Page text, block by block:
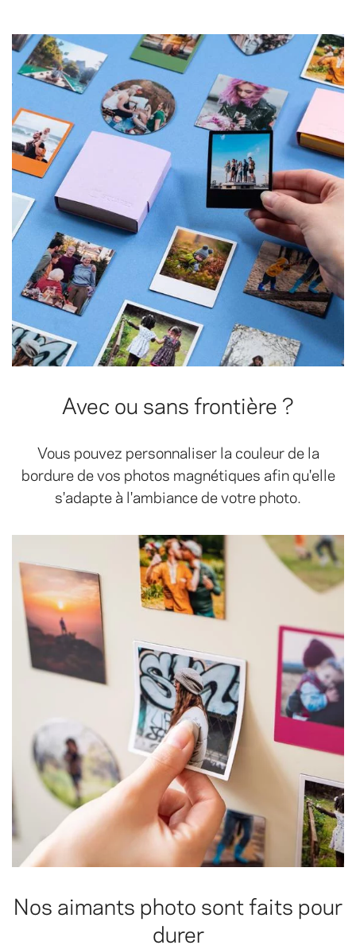
Avec ou sans frontière ?
Vous pouvez personnaliser la couleur de la
bordure de vos photos magnétiques afin qu'elle
s'adapte à l'ambiance de votre photo.
Nos aimants photo sont faits pour
durer